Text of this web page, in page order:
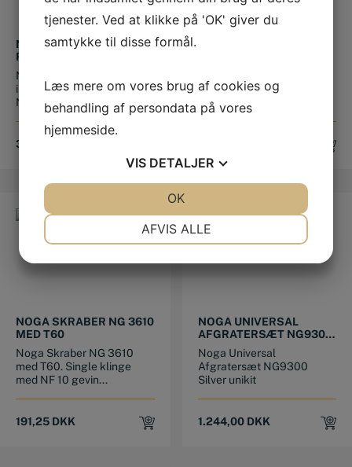
NOGA AFGRATER
RC2000 Ø5-Ø10,0 MM
NOGA Afgrater RC2000 til
ind og udvendige huller.
Noga nr.:...
356,25
og skrabesæt SP1010
Håndtag: ...
NOGA SKRABER NG 3610
MED T60
Noga Skraber NG 3610
med T60. Single klinge
med NF 10 gevin...
191,25 DKK
NOGA UNIVERSAL
AFGRATERSÆT NG9300
SILVER UNIKIT
Noga Universal
Afgratersæt NG9300
Silver unikit
1.244,00 DKK
tjenester. Ved at klikke på 'OK' giver du
samtykke til disse formål.
Læs mere om vores brug af cookies og
behandling af persondata på vores
hjemmeside.
VIS DETALJER
AFVIS ALLE
OK